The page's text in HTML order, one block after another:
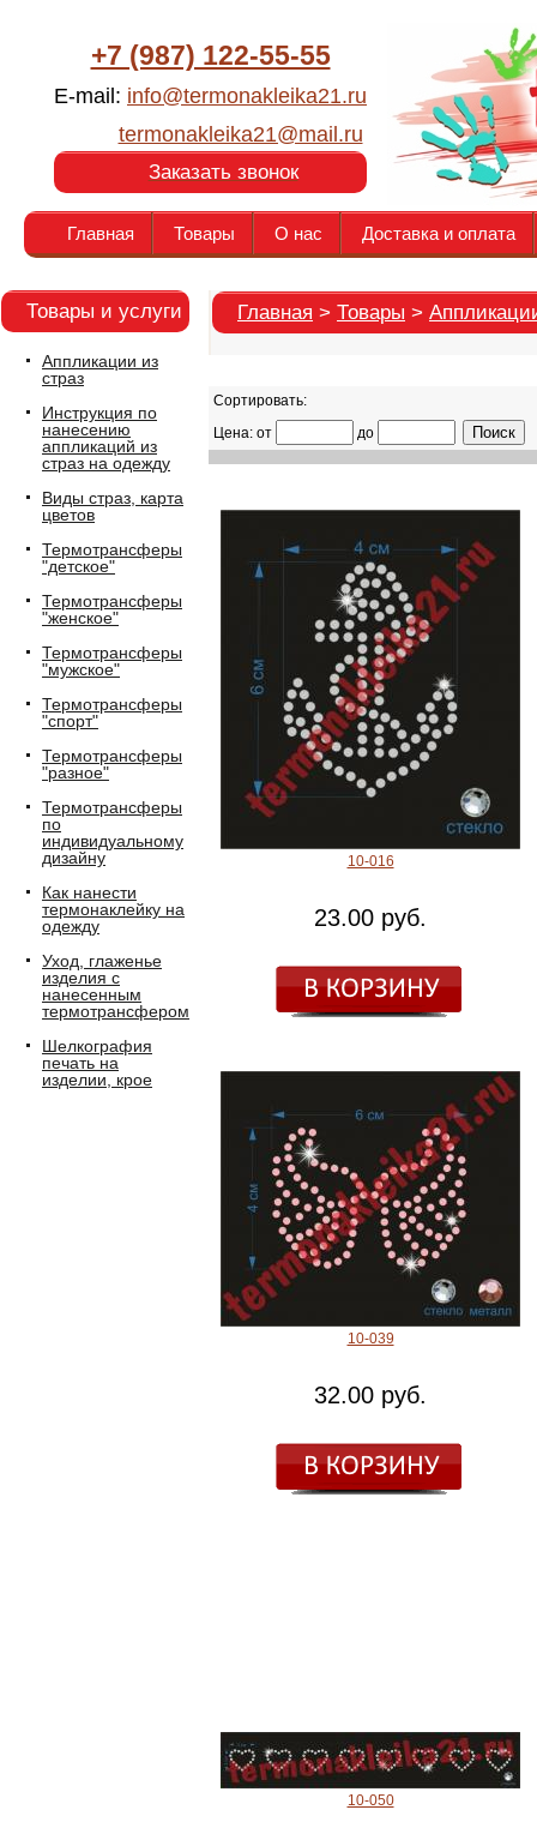
+7 (987) 122-55-55
E-mail: info@termonakleika21.ru
termonakleika21@mail.ru
Заказать звонок
Главная Товары О нас Доставка и оплата
Товары и услуги
Аппликации из
страз
Инструкция по
нанесению
аппликаций из
страз на одежду
Виды страз, карта
цветов
Термотрансферы
"детское"
Термотрансферы
"женское"
Термотрансферы
"мужское"
Термотрансферы
"спорт"
Термотрансферы
"разное"
Термотрансферы
по
индивидуальному
дизайну
Как нанести
термонаклейку на
одежду
Уход, глаженье
изделия с
нанесенным
термотрансфером
Шелкография
печать на
изделии, крое
Главная > Товары >
Сортировать:
Цена: от
до
10-016
23.00 руб.
10-039
32.00 руб.
10-050